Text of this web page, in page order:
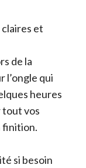
et
de la
l’ongle qui
heures
vos
finition.
si besoin